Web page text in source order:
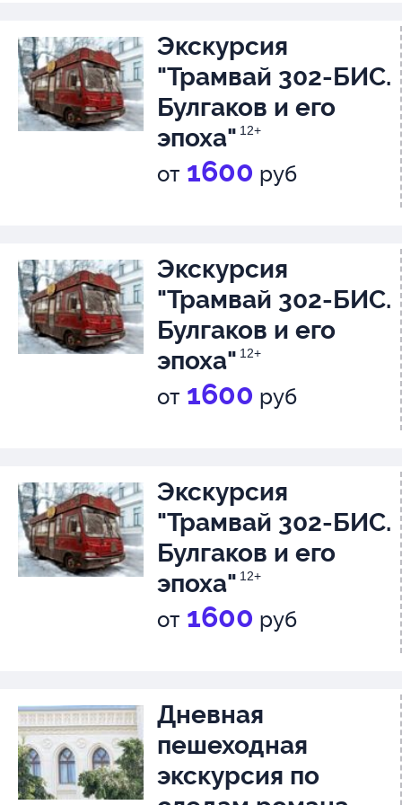
Экскурсия
"Трамвай 302-БИС.
Булгаков и его
эпоха" 12+
от 1600 руб
Экскурсия
"Трамвай 302-БИС.
Булгаков и его
эпоха" 12+
от 1600 руб
Экскурсия
"Трамвай 302-БИС.
Булгаков и его
эпоха" 12+
от 1600 руб
Дневная
пешеходная
экскурсия по